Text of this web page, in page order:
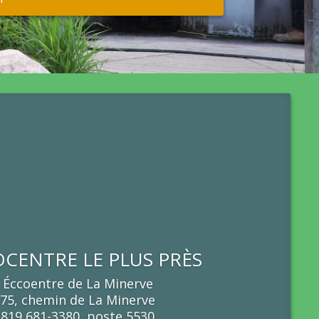
LE PLUS PRÈS
Éccoentre de La Minerve
75, chemin de La Minerve